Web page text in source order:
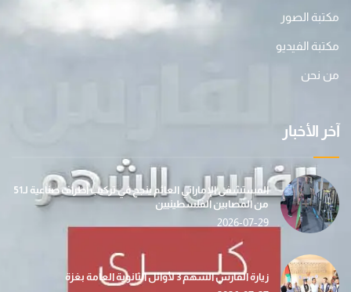
مكتبة الصور
مكتبة الفيديو
من نحن
آخر الأخبار
المستشفى الإماراتي العائم ينجح في تركيب أطراف صناعية لـ51
من المصابين الفلسطينيين
2026-07-29
زيارة الفارس الشهم 3 لأوائل الثانوية العامة بغزة